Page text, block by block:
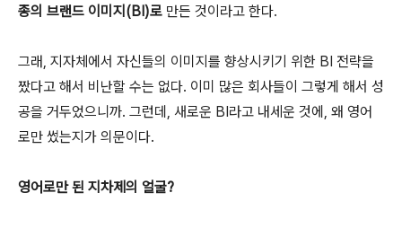
종의 브랜드 이미지(BI)로 만든 것이라고 한다.
그래, 지자체에서 자신들의 이미지를 향상시키기 위한 BI 전략을
짰다고 해서 비난할 수는 없다. 이미 많은 회사들이 그렇게 해서 성
공을 거두었으니까. 그런데, 새로운 BI라고 내세운 것에, 왜 영어
로만 썼는지가 의문이다.
영어로만 된 지차제의 얼굴?